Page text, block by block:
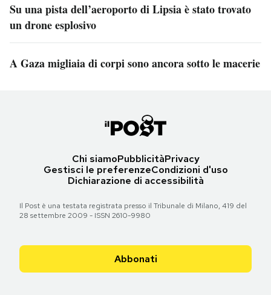
Su una pista dell’aeroporto di Lipsia è stato trovato
un drone esplosivo
A Gaza migliaia di corpi sono ancora sotto le macerie
Chi siamoPubblicitàPrivacy
Gestisci le preferenzeCondizioni d'uso
Dichiarazione di accessibilità
Il Post è una testata registrata presso il Tribunale di Milano, 419 del
28 settembre 2009 - ISSN 2610-9980
Abbonati